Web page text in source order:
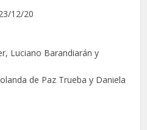
12/20
Luciano Barandiarán y
de Paz Trueba y Daniela